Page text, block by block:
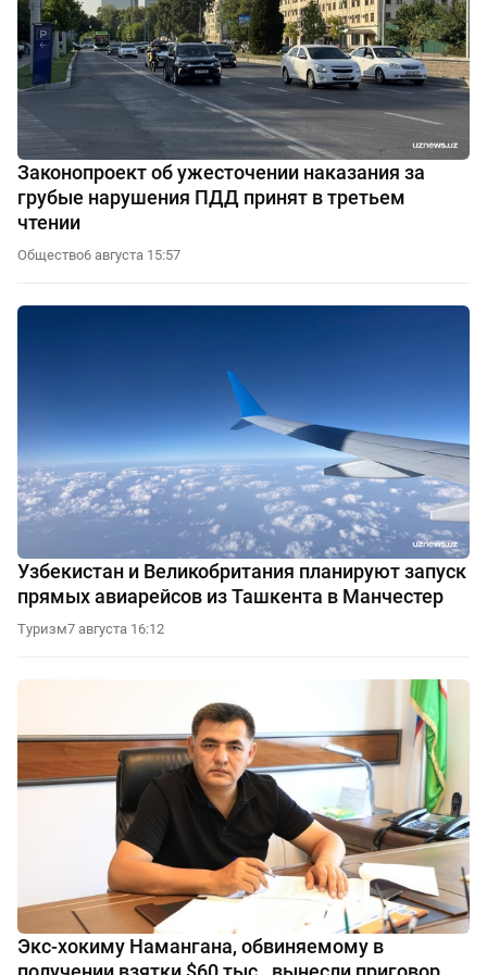
Законопроект об ужесточении наказания за
грубые нарушения ПДД принят в третьем
чтении
Общество6 августа 15:57
Узбекистан и Великобритания планируют запуск
прямых авиарейсов из Ташкента в Манчестер
Туризм7 августа 16:12
Экс-хокиму Намангана, обвиняемому в